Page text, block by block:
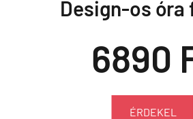
Design-os óra
6890
ÉRDEKEL